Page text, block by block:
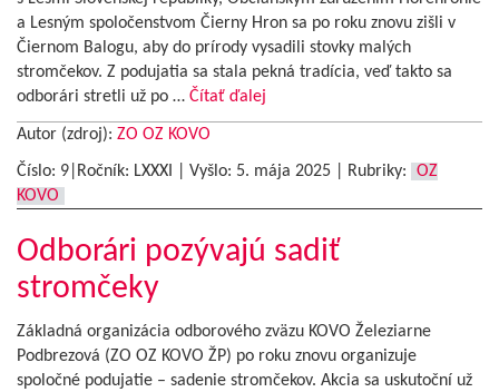
a Lesným spoločenstvom Čierny Hron sa po roku znovu zišli v
Čiernom Balogu, aby do prírody vysadili stovky malých
stromčekov. Z podujatia sa stala pekná tradícia, veď takto sa
odborári stretli už po … Čítať ďalej
Autor (zdroj): ZO OZ KOVO
Číslo: 9|Ročník: LXXXI | Vyšlo: 5. mája 2025 Rubriky:
OZ
KOVO
Odborári pozývajú sadiť
stromčeky
Základná organizácia odborového zväzu KOVO Železiarne
Podbrezová (ZO OZ KOVO ŽP) po roku znovu organizuje
spoločné podujatie – sadenie stromčekov. Akcia sa uskutoční už